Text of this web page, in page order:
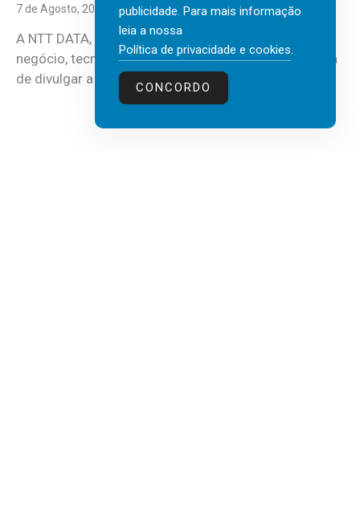
7 de Agosto, 2026
A NTT DATA, consultora global em serviços de
negócio, tecnologia e inteligência artificial (IA), acaba
de divulgar a mais recente...
publicidade. Para mais informação
leia a nossa
Política de privacidade e cookies.
CONCORDO